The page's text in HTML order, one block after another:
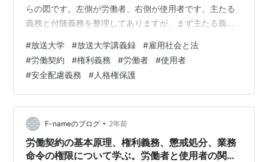
らの図です。左側が労働者、右側が使用者です。主たる
義務と付随義務を整理してありますが、まず主たる義務
本となる義務で、労働者は労働義務が主たる義務になり
ます。これに対して使用者は賃金支払い義務を負いま
す。ここで吹き出しが2つありますが、左下の吹き出しか
ら見ると、労働義務とは、単に働くだけではなく、労働
者が使用者の指示命令に従って働くことが求められま
す。ですので、指揮命令に従わない働…
#放送大学 #放送大学講義録 #雇用社会と法
#労働契約 #権利義務 #労働者 #使用者
#安全配慮義務 #人格権保護
F-nameのブログ • 2年前
労働契約の基本原理、権利義務、懲戒処分、業務
命令の権限について学ぶ。労働者と使用者の関係